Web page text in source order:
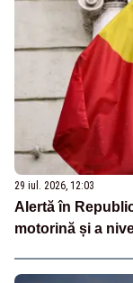
29 iul. 2026, 12:03
Alertă în
motorină și a